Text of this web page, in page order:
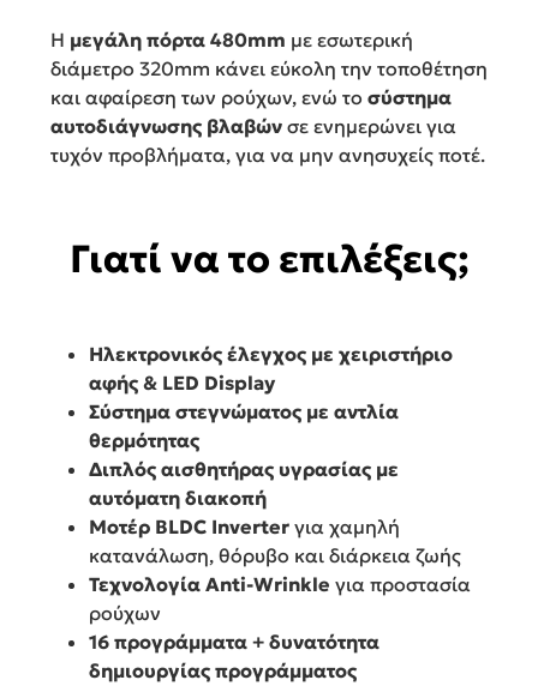
Η μεγάλη πόρτα 480mm με εσωτερική
διάμετρο 320mm κάνει εύκολη την τοποθέτηση
και αφαίρεση των ρούχων, ενώ το σύστημα
αυτοδιάγνωσης βλαβών σε ενημερώνει για
τυχόν προβλήματα, για να μην ανησυχείς ποτέ.
Γιατί να το επιλέξεις;
Ηλεκτρονικός έλεγχος με χειριστήριο
αφής & LED Display
Σύστημα στεγνώματος με αντλία
θερμότητας
Διπλός αισθητήρας υγρασίας με
αυτόματη διακοπή
Μοτέρ BLDC Inverter για χαμηλή
κατανάλωση, θόρυβο και διάρκεια ζωής
Τεχνολογία Anti-Wrinkle για προστασία
ρούχων
16 προγράμματα + δυνατότητα
δημιουργίας προγράμματος